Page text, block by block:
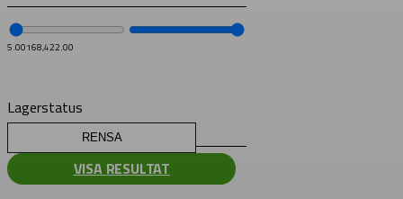
5.00168,422.00
Lagerstatus
RENSA
VISA RESULTAT